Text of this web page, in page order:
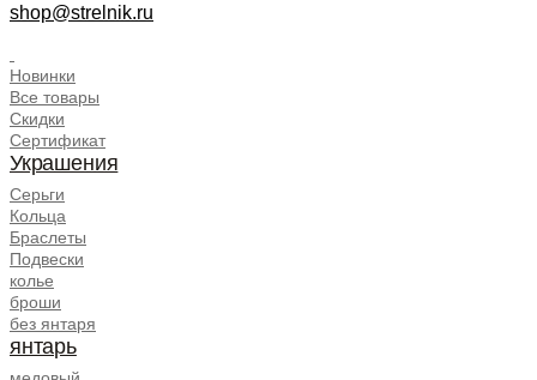
shop@strelnik.ru
Новинки
Все товары
Скидки
Сертификат
Украшения
Серьги
Кольца
Браслеты
Подвески
колье
броши
без янтаря
янтарь